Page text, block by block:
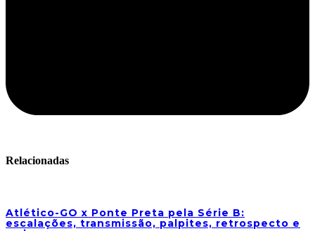
Relacionadas
Atlético-GO x Ponte Preta pela Série B:
escalações, transmissão, palpites, retrospecto e